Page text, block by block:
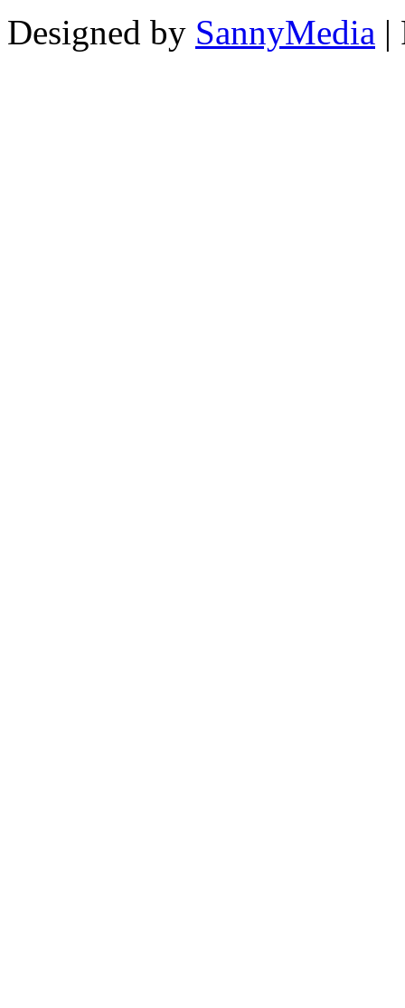
Designed by SannyMedia |